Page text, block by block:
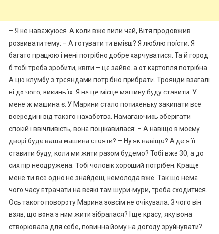
– Я не наважуюся. А коли вже пили чай, Вітя продовжив
розвивати тему: – А готувати ти вмієш? Я люблю поїсти. Я
багато працюю і мені потрібно добре харчуватися. Та й город
б тобі треба зробити, квіти – це зайве, а от картопля потрібна.
А цю клумбу з трояндами потрібно прибрати. Троянди взагалі
ні до чого, викинь їх. Я на це місце машину буду ставити. У
мене ж машина є. У Марини стало потихеньку закипати все
всередині від такого нахабства. Намагаючись зберігати
спокій і ввічливість, вона поцікавилася: – А навіщо в моєму
дворі буде ваша машина стояти? – Ну як навіщо? А де я її
ставити буду, коли ми жити разом будемо? Тобі вже 30, а до
сих пір неодружена. Тобі чоловік хороший потрібен. Краще
мене ти все одно не знайдеш, немолода вже. Так що нема
чого часу втрачати на всякі там шури-мури, треба сходитися.
Ось такого повороту Марина зовсім не очікувала. З чого він
взяв, що вона з ним жити зібралася? І ще красу, яку вона
створювала для себе, повинна йому на догоду зруйнувати?